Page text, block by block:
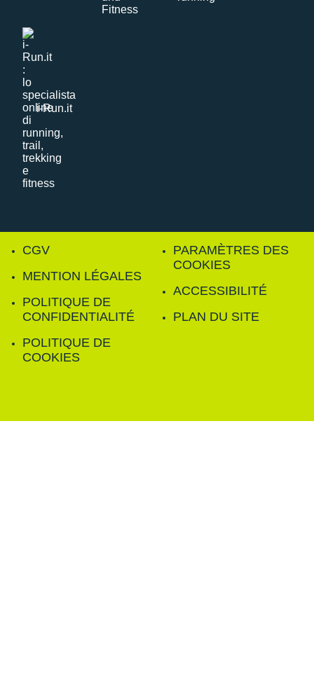
i-Run.it
CGV
MENTION LÉGALES
POLITIQUE DE
CONFIDENTIALITÉ
POLITIQUE DE
COOKIES
PARAMÈTRES DES
COOKIES
ACCESSIBILITÉ
PLAN DU SITE